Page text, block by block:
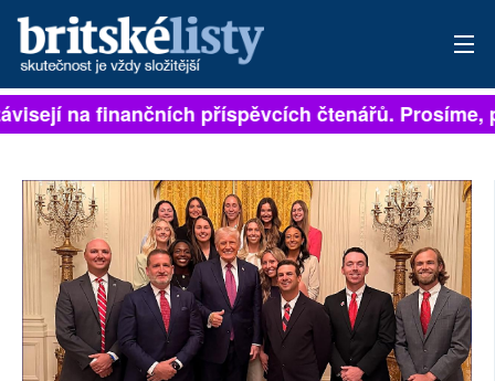
PŘIHLÁSIT
ARCHIV
ROZHOVORY
TÉMATA
NEJČTENĚJŠÍ ZA 7 DNÍ
na finančních příspěvcích čtenářů. Prosíme,